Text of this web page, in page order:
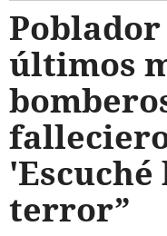
últimos
terror”